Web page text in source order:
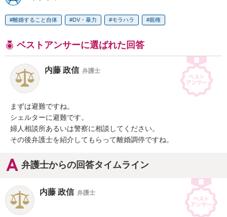
離婚すること自体 DV・暴力 モラハラ 親権
ベストアンサーに選ばれた回答
内藤 政信 弁護士
まずは避難ですね。
シェルターに避難です。
婦人相談所あるいは警察に相談してください。
その後弁護士を紹介してもらって離婚調停ですね。
弁護士からの回答タイムライン
内藤 政信 弁護士